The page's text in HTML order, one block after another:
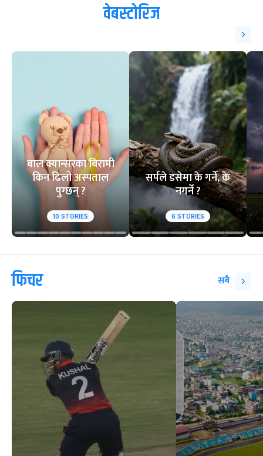
वेबस्टोरिज
बाल क्यान्सरका बिरामी
किन ढिलो अस्पताल
पुग्छन् ?
10 STORIES
सर्पले डसेमा के गर्ने, के
नगर्ने ?
6 STORIES
फिचर सबै